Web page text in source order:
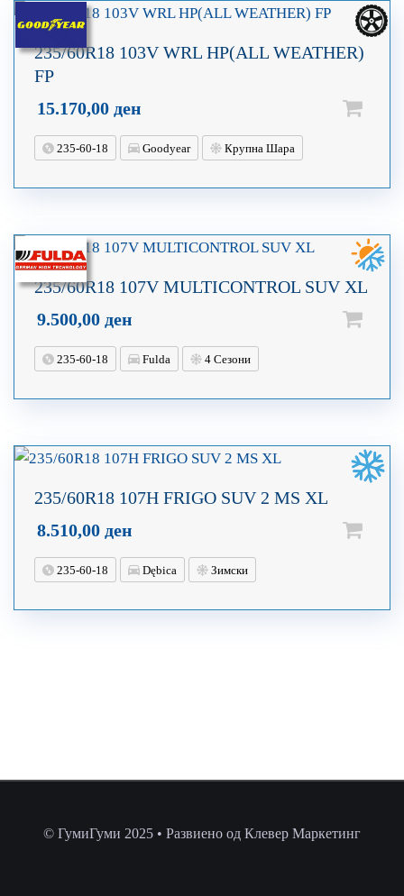
235/60R18 103V WRL HP(ALL WEATHER)
FP
15.170,00 ден
235-60-18 Goodyear Крупна Шара
235/60R18 107V MULTICONTROL SUV XL
9.500,00 ден
235-60-18 Fulda 4 Сезони
235/60R18 107H FRIGO SUV 2 MS XL
8.510,00 ден
235-60-18 Dębica Зимски
© ГумиГуми 2025 • Развиено од Клевер Маркетинг